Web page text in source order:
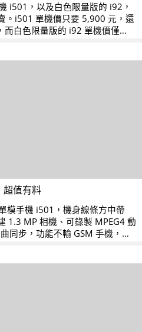
i501，以及白色限量版的 i92，
。i501 單機價只要 5,900 元，還
白色限量版的 i92 單機價僅
值有料
模手機 i501，機身線條方中帶
1.3 MP 相機、可錄製 MPEG4 動
同步，功能不輸 GSM 手機，建